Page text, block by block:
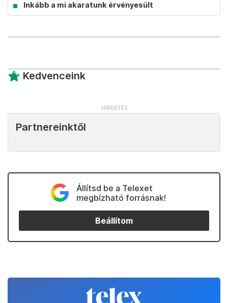
Inkább a mi akaratunk érvényesült
Kedvenceink
Partnereinktől
Állítsd be a Telexet
megbízható forrásnak!
Beállítom